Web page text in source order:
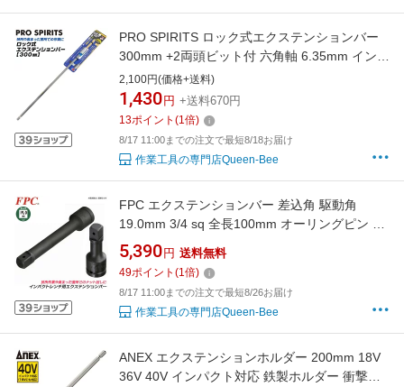
PRO SPIRITS ロック式エクステンションバー
300mm +2両頭ビット付 六角軸 6.35mm インパ
クト対応 ワンタッチスライド式カプラー 狭所
作業 狭い箇所 届かない場所 天井 角部 延長バー
日本製 PL-300 ベストツール BESTTOOL
2,100円(価格+送料)
1,430 円 +送料670円
13ポイント (1倍)
8/17 11:00までの注文で最短8/18お届け
作業工具の専門店Queen-Bee
FPC エクステンションバー 差込角 駆動角
19.0mm 3/4 sq 全長100mm オーリングピン イ
ンパクト用 奥深い 狭い 届かない 外す 脱着 建
築 機械 鉄骨 エアー 設備 自動車 整備 日本製
3/4WETB-100 フラッシュツール
5,390 円 送料無料
49ポイント (1倍)
8/17 11:00までの注文で最短8/26お届け
作業工具の専門店Queen-Bee
ANEX エクステンションホルダー 200mm 18V
36V 40V インパクト対応 鉄製ホルダー 衝撃吸